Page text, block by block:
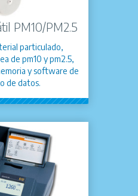
PM10/PM2.5
particulado,
de pm10 y pm2.5,
y software de
de datos.